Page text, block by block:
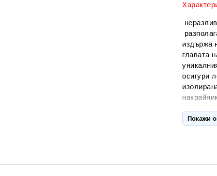
издържа
главата
осигури
сПокажи